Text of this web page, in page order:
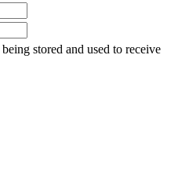
stored and used to receive